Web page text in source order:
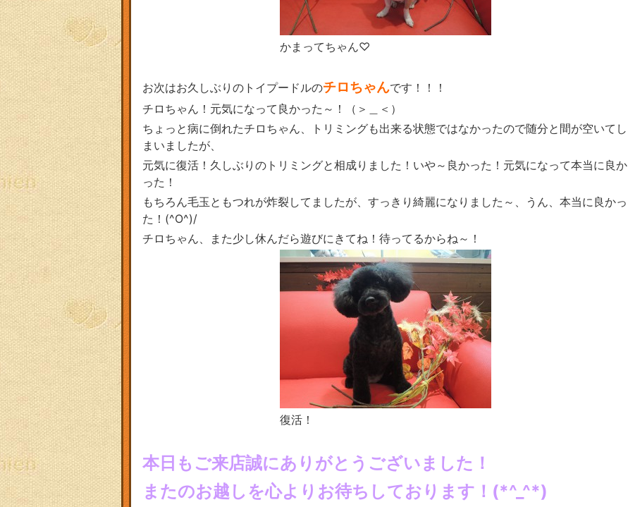
かまってちゃん♡
お次はお久しぶりのトイプードルのチロちゃんです！！！
チロちゃん！元気になって良かった～！（＞＿＜）
ちょっと病に倒れたチロちゃん、トリミングも出来る状態ではなかったので随分と間が空いてし
まいましたが、
元気に復活！久しぶりのトリミングと相成りました！いや～良かった！元気になって本当に良か
った！
もちろん毛玉ともつれが炸裂してましたが、すっきり綺麗になりました～、うん、本当に良かっ
た！(^O^)/
チロちゃん、また少し休んだら遊びにきてね！待ってるからね～！
復活！
本日もご来店誠にありがとうございました！
またのお越しを心よりお待ちしております！(*^_^*)